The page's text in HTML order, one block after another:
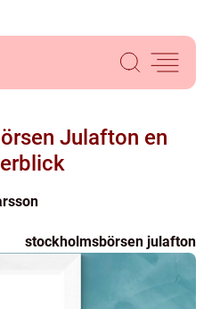
Julafton en
stockholmsbörsen julafton